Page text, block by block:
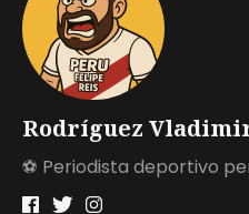
Rodríguez
⚽ Periodista deportivo